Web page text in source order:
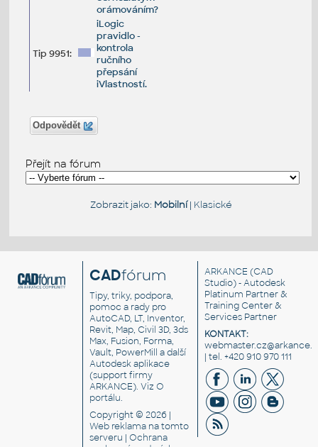
orámováním?
Tip 9951:
iLogic
pravidlo -
kontrola
ručního
přepsání
iVlastností.
Odpovědět
Přejít na fórum
Zobrazit jako: Mobilní| Klasické
CADfórum
Tipy, triky, podpora,
pomoc a rady pro
AutoCAD, LT, Inventor,
Revit, Map, Civil 3D, 3ds
Max, Fusion, Forma,
Vault, PowerMill a další
Autodesk aplikace
(support firmy
ARKANCE). VizO
portálu.
Copyright © 2026 |
Web reklama na tomto
serveru |Ochrana
ARKANCE (CAD
Studio) - Autodesk
Platinum Partner &
Training Center &
Services Partner
KONTAKT:
| tel. +420 910 970 111